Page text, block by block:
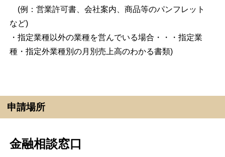
(例：営業許可書、会社案内、商品等のパンフレット
など)
・指定業種以外の業種を営んでいる場合・・・指定業
種・指定外業種別の月別売上高のわかる書類)
申請場所
金融相談窓口